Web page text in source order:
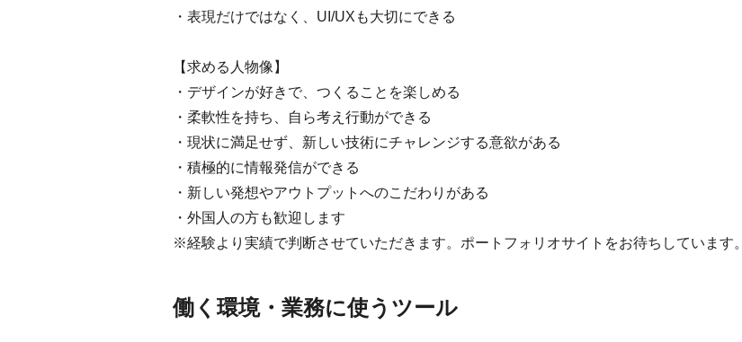
・表現だけではなく、UI/UXも大切にできる
【求める人物像】
・デザインが好きで、つくることを楽しめる
・柔軟性を持ち、自ら考え行動ができる
・現状に満足せず、新しい技術にチャレンジする意欲がある
・積極的に情報発信ができる
・新しい発想やアウトプットへのこだわりがある
・外国人の方も歓迎します
※経験より実績で判断させていただきます。ポートフォリオサイトをお待ちしています。
働く環境・業務に使うツール